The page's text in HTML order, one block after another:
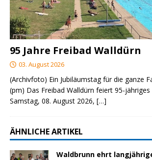
95 Jahre Freibad Walldürn
03. August 2026
(Archivfoto) Ein Jubiläumstag für die ganze
(pm) Das Freibad Walldürn feiert 95-
Samstag, 08. August 2026, […]
ÄHNLICHE ARTIKEL
Waldbrunn ehrt